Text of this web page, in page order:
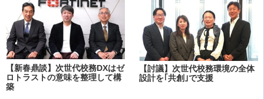
【新春鼎談】次世代校務DXはゼ
ロトラストの意味を整理して構
築
【討議】次世代校務環境の全体
設計を｢共創｣で支援